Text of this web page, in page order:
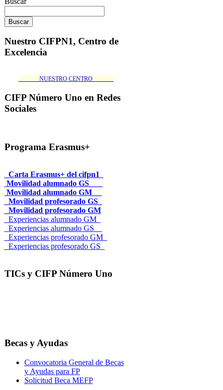
Nuestro CIFPN1, Centro de
Excelencia
_______NUESTRO CENTRO_______
CIFP Número Uno en Redes
Sociales
Programa Erasmus+
_Carta Erasmus+ del cifpn1
Movilidad alumnado GS___
Movilidad alumnado GM__
_Movilidad profesorado GS_
_Movilidad profesorado GM
_Experiencias alumnado GM_
_Experiencias alumnado GS__
_Experiencias profesorado GM_
_Experiencias profesorado GS_
TICs y CIFP Número Uno
Becas y Ayudas
Convocatoria General de Becas
y Ayudas para FP
Solicitud Beca MEFP